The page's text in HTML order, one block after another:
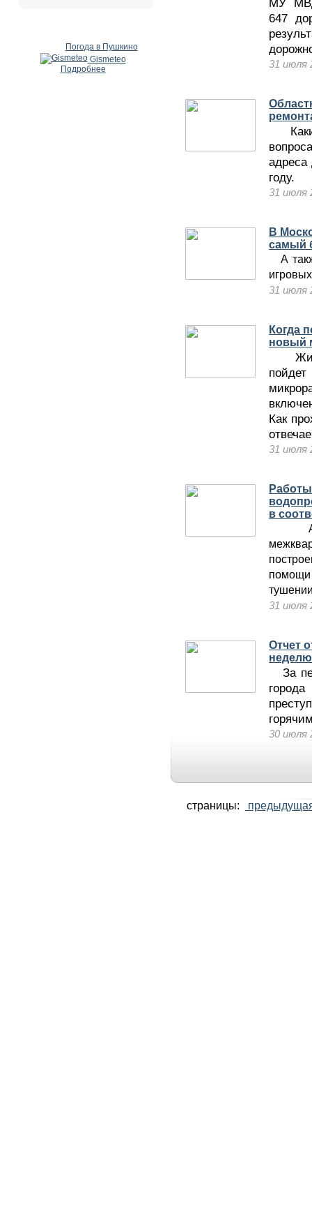
Погода в Пушкино
Gismeteo
Подробнее
МУ
647
31 июля
адреса
году.
31 июля
В
самый
А
31 июля
Когда
новый
Как
31 июля
в
А
31 июля
Отчет
неделю
За
30 июля
страницы: